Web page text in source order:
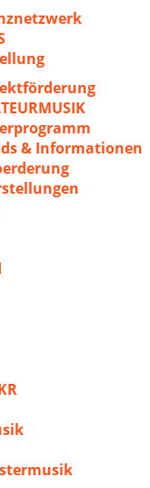
& Informationen